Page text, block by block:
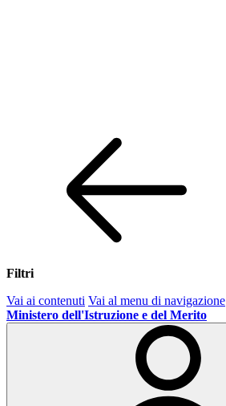
Filtri
Vai ai contenuti Vai al menu di navigazione
Ministero dell'Istruzione e del Merito